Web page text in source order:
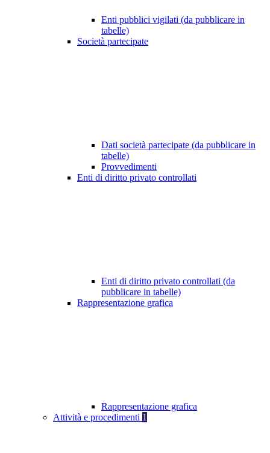
Enti pubblici vigilati (da pubblicare in
tabelle)
Società partecipate
Dati società partecipate (da pubblicare in
tabelle)
Provvedimenti
Enti di diritto privato controllati
Enti di diritto privato controllati (da
pubblicare in tabelle)
Rappresentazione grafica
Rappresentazione grafica
Attività e procedimenti 1